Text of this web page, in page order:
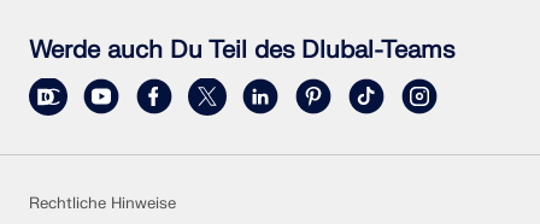
Online-Schulungen
Kundenprojekt einreichen
Kundenprojekte
Online-Handbücher
Werde auch Du Teil des Dlubal-Teams
Rechtliche Hinweise